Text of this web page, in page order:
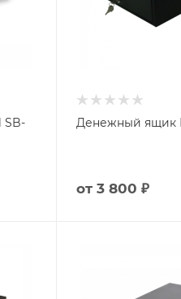
Денежный ящик
от 3 800 ₽